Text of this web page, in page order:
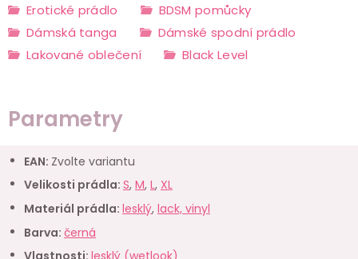
Erotické prádlo
BDSM pomůcky
Dámská tanga
Dámské spodní prádlo
Lakované oblečení
Black Level
Parametry
EAN: Zvolte variantu
Velikosti prádla: S, M, L, XL
Materiál prádla: lesklý, lack, vinyl
Barva: černá
Vlastnosti: lesklý (wetlook)